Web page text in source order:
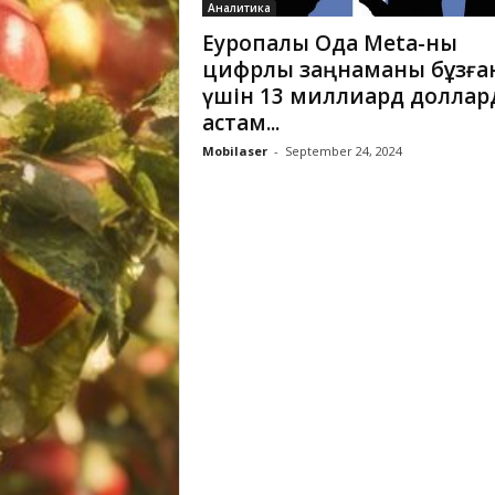
Аналитика
Еуропалық Одақ Meta-ны
цифрлық заңнаманы
үшін 13 миллиард
астам...
Mobilaser - September 24, 2024